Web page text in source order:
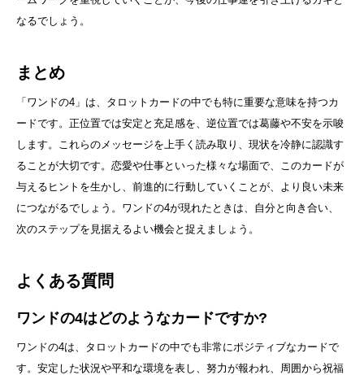
なるでしょう。
まとめ
「ワンドの4」は、タロットカードの中でも特に重要な意味を持つカ
ードです。正位置では安定と充足感を、逆位置では葛藤や不安を示唆
します。これらのメッセージを上手く読み取り、現状を冷静に認識す
ることが大切です。恋愛や仕事といった様々な場面で、このカードが
与えるヒントを生かし、前進的に行動していくことが、より良い未来
につながるでしょう。ワンドの4が現れたときは、自分と向き合い、
次のステップを見据えるよい機会と捉えましょう。
よくある質問
ワンドの4はどのようなカードですか?
ワンドの4は、タロットカードの中でも非常にポジティブなカードで
す。安定した状況や平和な環境を表し、努力が報われ、周囲から祝福